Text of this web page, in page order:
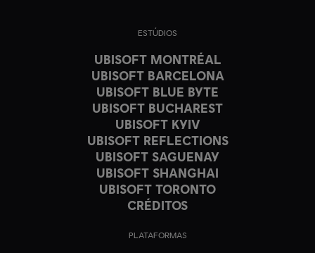
ESTÚDIOS
UBISOFT MONTRÉAL
UBISOFT BARCELONA
UBISOFT BLUE BYTE
UBISOFT BUCHAREST
UBISOFT KYIV
UBISOFT REFLECTIONS
UBISOFT SAGUENAY
UBISOFT SHANGHAI
UBISOFT TORONTO
CRÉDITOS
PLATAFORMAS